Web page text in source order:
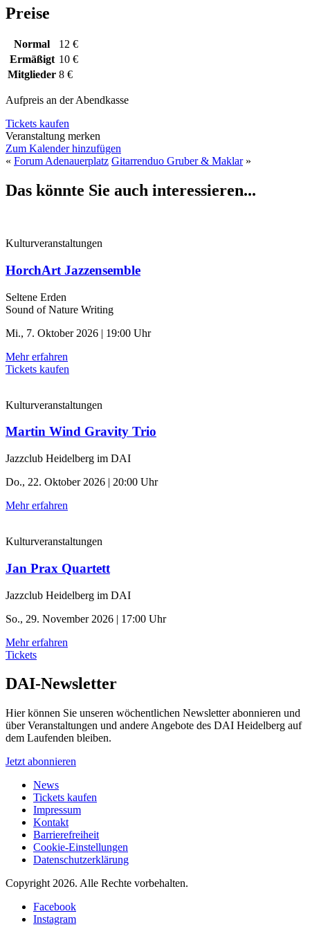
Preise
Normal
12 €
Ermäßigt 10 €
Mitglieder 8 €
Aufpreis an der Abendkasse
Tickets kaufen
Veranstaltung merken
Zum Kalender hinzufügen
« Forum Adenauerplatz Gitarrenduo Gruber & Maklar»
Das könnte Sie auch interessieren...
Kulturveranstaltungen
HorchArt Jazzensemble
Seltene Erden
Sound of Nature Writing
Mi., 7. Oktober 2026 | 19:00 Uhr
Mehr erfahren
Tickets kaufen
Kulturveranstaltungen
Martin Wind Gravity Trio
Jazzclub Heidelberg im DAI
Do., 22. Oktober 2026 | 20:00 Uhr
Mehr erfahren
Kulturveranstaltungen
Jan Prax Quartett
Jazzclub Heidelberg im DAI
So., 29. November 2026 | 17:00 Uhr
Mehr erfahren
Tickets
DAI-Newsletter
Hier können Sie unseren wöchentlichen Newsletter abonnieren und
über Veranstaltungen und andere Angebote des DAI Heidelberg auf
dem Laufenden bleiben.
Jetzt abonnieren
News
Tickets kaufen
Impressum
Kontakt
Barrierefreiheit
Cookie-Einstellungen
Datenschutzerklärung
Copyright 2026. Alle Rechte vorbehalten.
Facebook
Instagram